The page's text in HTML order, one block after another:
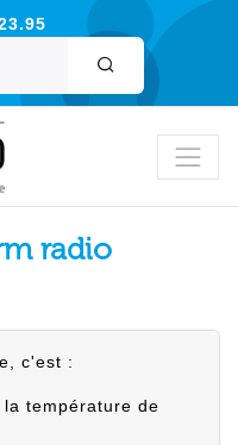
radio
c'est :
température de